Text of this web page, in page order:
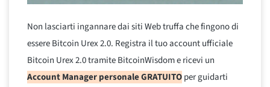
Non lasciarti ingannare dai siti Web truffa che fingono di
essere Bitcoin Urex 2.0. Registra il tuo account ufficiale
Bitcoin Urex 2.0 tramite BitcoinWisdom e ricevi un
Account Manager personale GRATUITOper guidarti